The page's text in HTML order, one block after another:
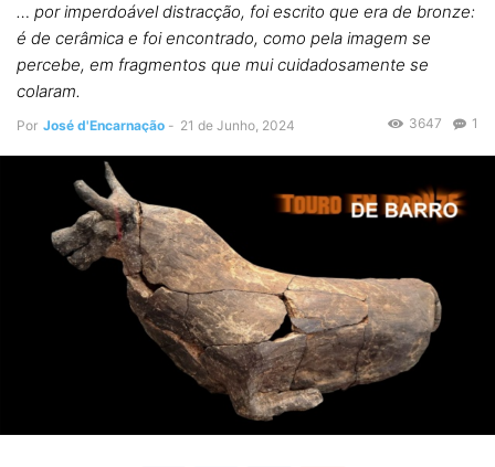
… por imperdoável distracção, foi escrito que era de bronze:
é de cerâmica e foi encontrado, como pela imagem se
percebe, em fragmentos que mui cuidadosamente se
colaram.
Por José d'Encarnação - 21 de Junho, 2024 1
3647